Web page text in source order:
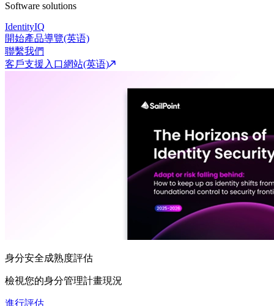
Software solutions
IdentityIQ
開始產品導覽(英语)
聯繫我們
客戶支援入口網站(英语)
身分安全成熟度評估
檢視您的身分管理計畫現況
進行評估